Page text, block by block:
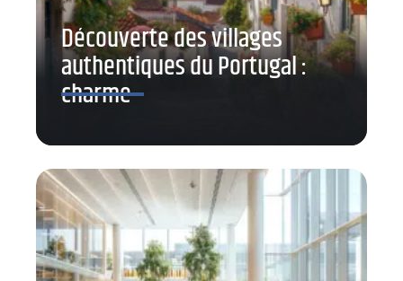
Découverte des villages
authentiques du Portugal :
charme